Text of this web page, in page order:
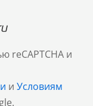
reCAPTCHA и
и Условиям